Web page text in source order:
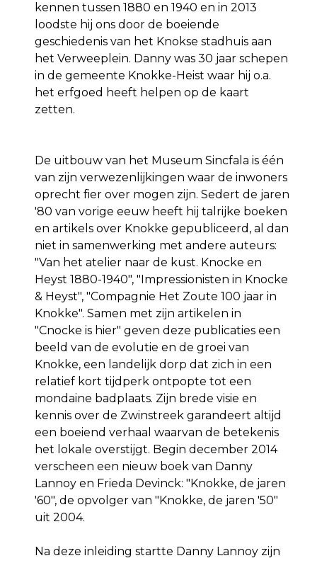
kennen tussen 1880 en 1940 en in 2013
loodste hij ons door de boeiende
geschiedenis van het Knokse stadhuis aan
het Verweeplein. Danny was 30 jaar schepen
in de gemeente Knokke-Heist waar hij o.a.
het erfgoed heeft helpen op de kaart
zetten.
De uitbouw van het Museum Sincfala is één
van zijn verwezenlijkingen waar de inwoners
oprecht fier over mogen zijn. Sedert de jaren
'80 van vorige eeuw heeft hij talrijke boeken
en artikels over Knokke gepubliceerd, al dan
niet in samenwerking met andere auteurs:
"Van het atelier naar de kust. Knocke en
Heyst 1880-1940", "Impressionisten in Knocke
& Heyst", "Compagnie Het Zoute 100 jaar in
Knokke". Samen met zijn artikelen in
"Cnocke is hier" geven deze publicaties een
beeld van de evolutie en de groei van
Knokke, een landelijk dorp dat zich in een
relatief kort tijdperk ontpopte tot een
mondaine badplaats. Zijn brede visie en
kennis over de Zwinstreek garandeert altijd
een boeiend verhaal waarvan de betekenis
het lokale overstijgt. Begin december 2014
verscheen een nieuw boek van Danny
Lannoy en Frieda Devinck: "Knokke, de jaren
'60", de opvolger van "Knokke, de jaren '50"
uit 2004.
Na deze inleiding startte Danny Lannoy zijn